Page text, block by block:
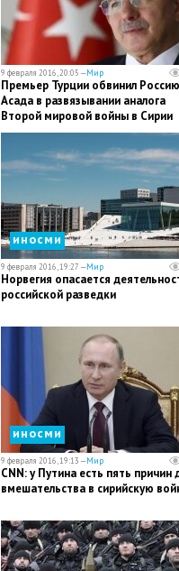
9 февраля 2016, 20:05 —Мир
Премьер Турции обвинил
Асада в развязывании аналога
Второй мировой войны в Сирии
иносми
9 февраля 2016, 19:27 —Мир
​Норвегия опасается
российской разведки
иносми
9 февраля 2016, 19:13 —Мир
CNN: у Путина есть пять причин
вмешательства в сирийскую